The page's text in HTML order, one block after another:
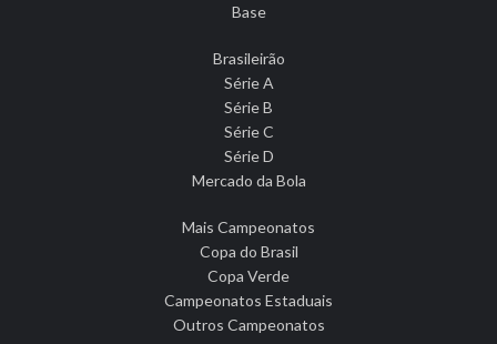
Base
Brasileirão
Série A
Série B
Série C
Série D
Mercado da Bola
Mais Campeonatos
Copa do Brasil
Copa Verde
Campeonatos Estaduais
Outros Campeonatos